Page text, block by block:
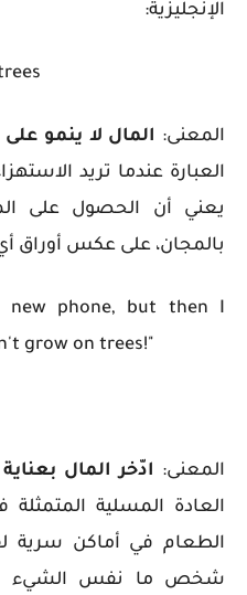
الإنجليزية:
المعنى: المال لا ينمو
العبارة عندما تريد
يعني أن الحصول على
بالمجان، على عكس أوراق
phone, but then I
grow on trees!"
المعنى: ادّخر المال
العادة المسلية
الطعام في أماكن سرية
شخص ما نفس الشيء